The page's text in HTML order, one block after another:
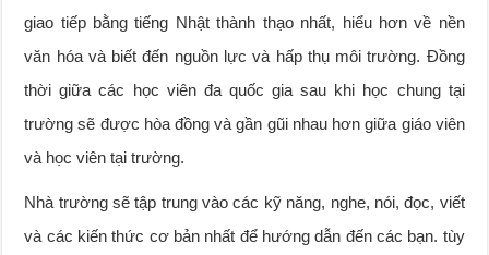
giao tiếp bằng tiếng Nhật thành thạo nhất, hiểu hơn về nền
văn hóa và biết đến nguồn lực và hấp thụ môi trường. Đồng
thời giữa các học viên đa quốc gia sau khi học chung tại
trường sẽ được hòa đồng và gần gũi nhau hơn giữa giáo viên
và học viên tại trường.
Nhà trường sẽ tập trung vào các kỹ năng, nghe, nói, đọc, viết
và các kiến thức cơ bản nhất để hướng dẫn đến các bạn. tùy